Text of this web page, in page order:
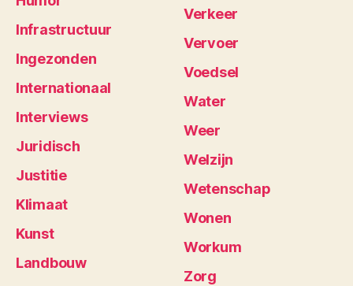
Infrastructuur
Ingezonden
Internationaal
Interviews
Juridisch
Justitie
Klimaat
Kunst
Landbouw
Verkeer
Vervoer
Voedsel
Water
Weer
Welzijn
Wetenschap
Wonen
Workum
Zorg